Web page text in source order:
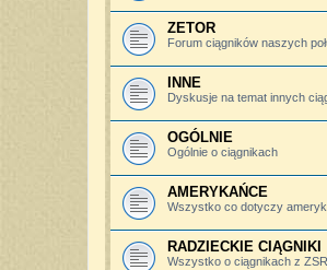
ZETOR
Forum ciągników naszych
INNE
Dyskusje na temat innych
OGÓLNIE
Ogólnie o ciągnikach
AMERYKAŃCE
Wszystko co dotyczy
RADZIECKIE CIĄGNIKI
Wszystko o ciągnikach z